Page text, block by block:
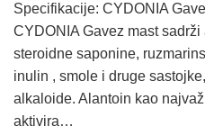
Specifikacije: CYDONIA
CYDONIA Gavez mast
steroidne saponine,
inulin , smole i druge
alkaloide. Alantoin kao
aktivira…